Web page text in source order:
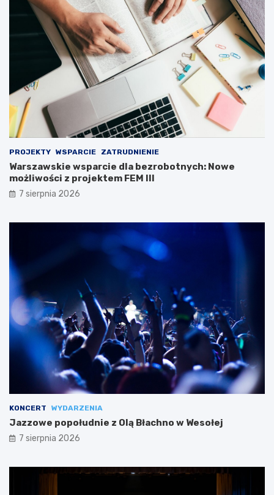
PROJEKTY WSPARCIE ZATRUDNIENIE
Warszawskie wsparcie dla bezrobotnych: Nowe
możliwości z projektem FEM III
7 sierpnia 2026
KONCERT WYDARZENIA
Jazzowe popołudnie z Olą Błachno w Wesołej
7 sierpnia 2026